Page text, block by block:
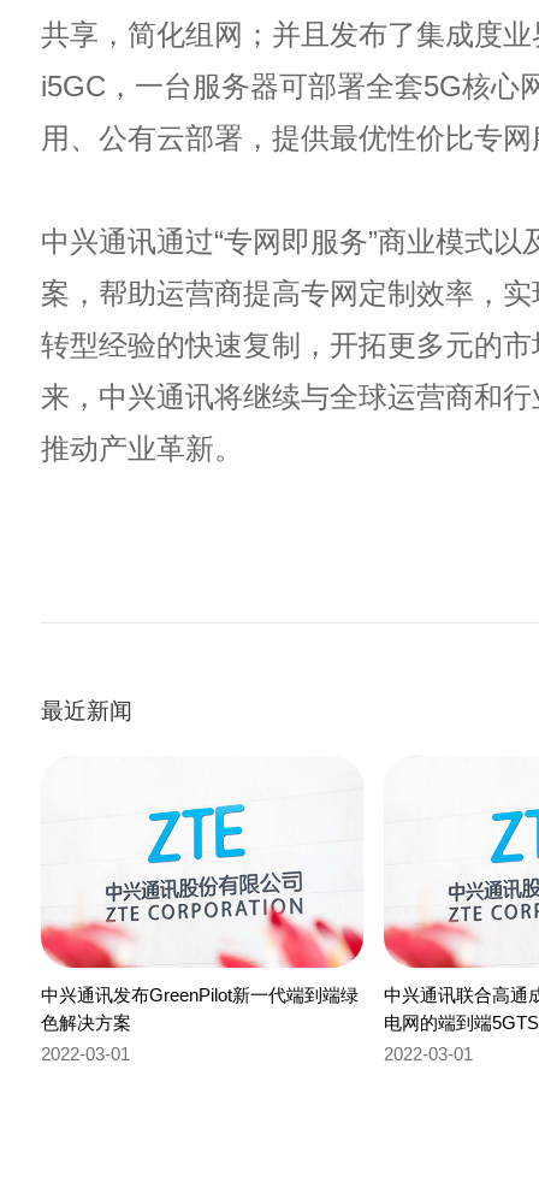
共享，简化组网；并且发布了集成度
i5GC，一台服务器可部署全套5G核心
用、公有云部署，提供最优性价比专
中兴通讯通过“专网即服务”商业模式以
案，帮助运营商提高专网定制效率，
转型经验的快速复制，开拓更多元的
来，中兴通讯将继续与全球运营商和
推动产业革新。
最近新闻
中兴通讯发布GreenPilot新一代端到端绿
色解决方案
2022-03-01
中兴通讯联合高通
电网的端到端
2022-03-01